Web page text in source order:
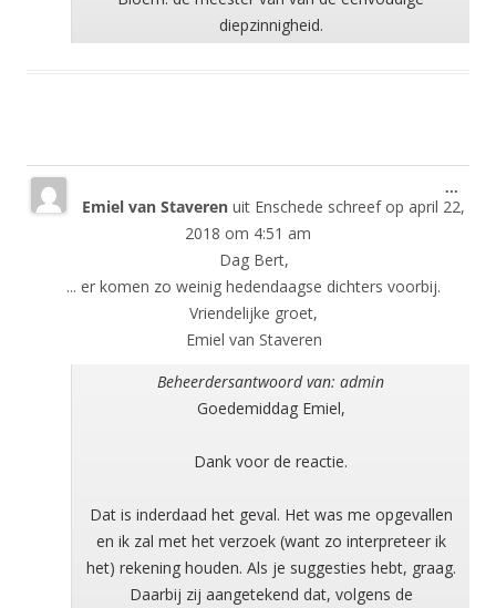
diepzinnigheid.
Emiel van Staveren uit Enschede schreef op april 22,
2018 om 4:51 am
Dag Bert,
... er komen zo weinig hedendaagse dichters voorbij.
Vriendelijke groet,
Emiel van Staveren
Beheerdersantwoord van: admin
Goedemiddag Emiel,
Dank voor de reactie.
Dat is inderdaad het geval. Het was me opgevallen
en ik zal met het verzoek (want zo interpreteer ik
het) rekening houden. Als je suggesties hebt, graag.
Daarbij zij aangetekend dat, volgens de
...
deze